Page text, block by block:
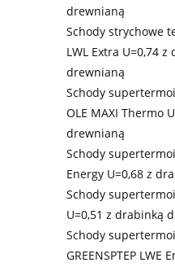
drewnianą
Schody strychowe
LWL Extra U=0,74 z
drewnianą
Schody
OLE MAXI Thermo
drewnianą
Schody
Energy U=0,68 z
Schody
U=0,51 z drabinką
Schody
GREENSPTEP LWE